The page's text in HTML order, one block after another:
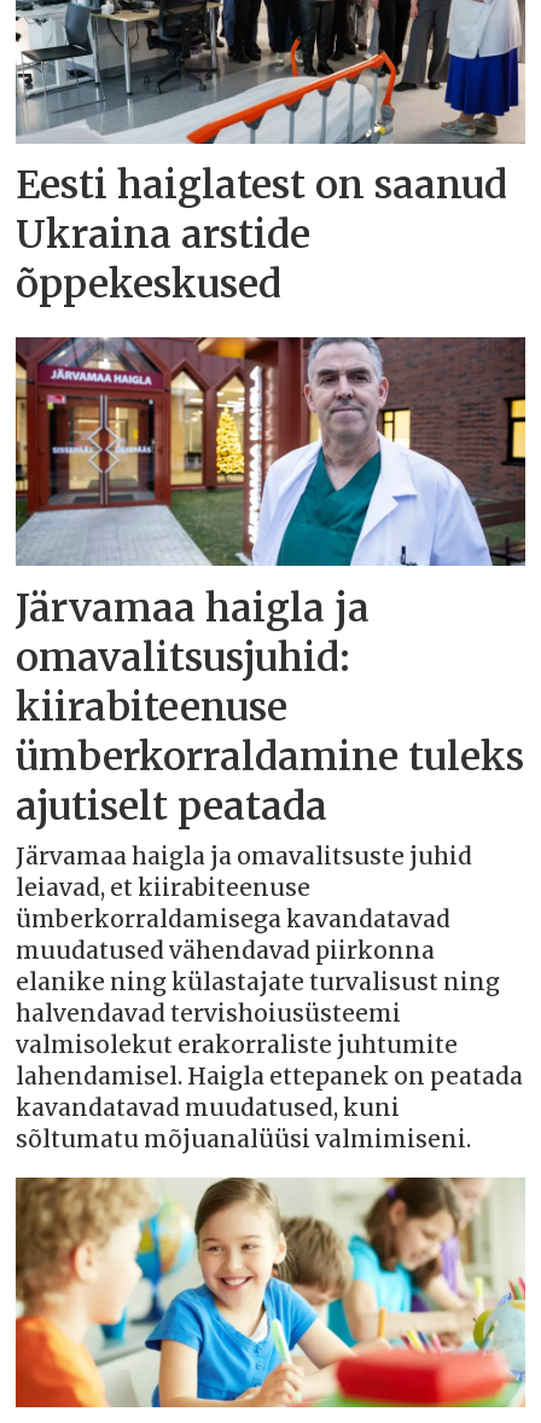
Eesti haiglatest on saanud
Ukraina arstide
õppekeskused
Järvamaa haigla ja
omavalitsusjuhid:
kiirabiteenuse
ümberkorraldamine tuleks
ajutiselt peatada
Järvamaa haigla ja omavalitsuste juhid
leiavad, et kiirabiteenuse
ümberkorraldamisega kavandatavad
muudatused vähendavad piirkonna
elanike ning külastajate turvalisust ning
halvendavad tervishoiusüsteemi
valmisolekut erakorraliste juhtumite
lahendamisel. Haigla ettepanek on peatada
kavandatavad muudatused, kuni
sõltumatu mõjuanalüüsi valmimiseni.